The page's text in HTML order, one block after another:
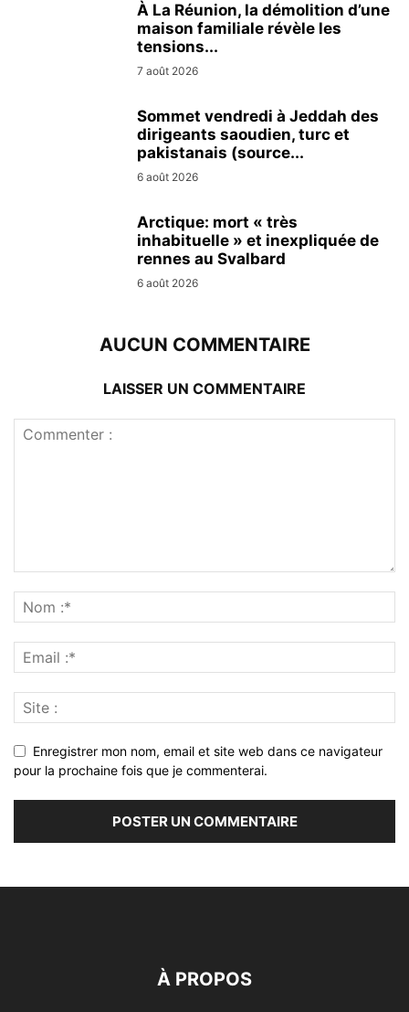
À La Réunion, la démolition d’une
maison familiale révèle les
tensions...
7 août 2026
Sommet vendredi à Jeddah des
dirigeants saoudien, turc et
pakistanais (source...
6 août 2026
Arctique: mort « très
inhabituelle » et inexpliquée de
rennes au Svalbard
6 août 2026
AUCUN COMMENTAIRE
LAISSER UN COMMENTAIRE
Enregistrer mon nom, email et site web dans ce navigateur
pour la prochaine fois que je commenterai.
À PROPOS